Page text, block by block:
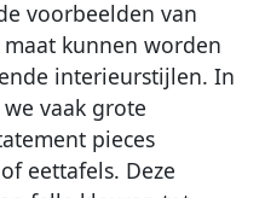
voorbeelden van
kunnen worden
interieurstijlen. In
vaak grote
pieces
eettafels. Deze